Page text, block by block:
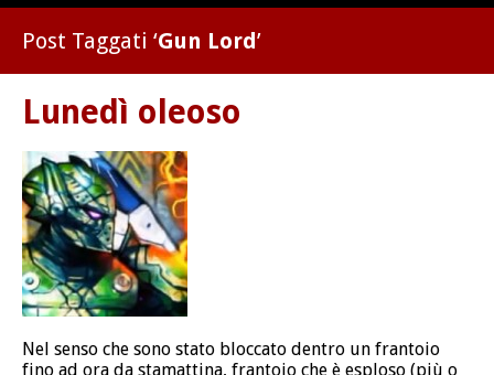
Post Taggati ‘Gun Lord’
Lunedì oleoso
Nel senso che sono stato bloccato dentro un frantoio
fino ad ora da stamattina, frantoio che è esploso (più o